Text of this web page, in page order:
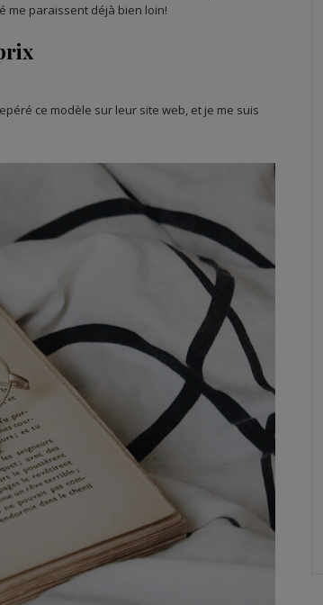
me paraissent déjà bien loin!
ce modèle sur leur site web, et je me suis